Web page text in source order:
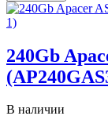
240Gb
В наличии